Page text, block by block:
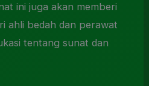
ini juga akan memberi
ahli bedah dan perawat
tentang sunat dan